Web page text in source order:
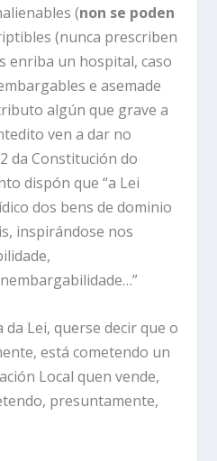
(non se poden
(nunca prescriben
enriba un hospital, caso
e asemade
algún que grave a
ven a dar no
da Constitución do
dispón que “a Lei
dos bens de dominio
inspirándose nos
Lei, querse decir que o
está cometendo un
Local quen vende,
presuntamente,